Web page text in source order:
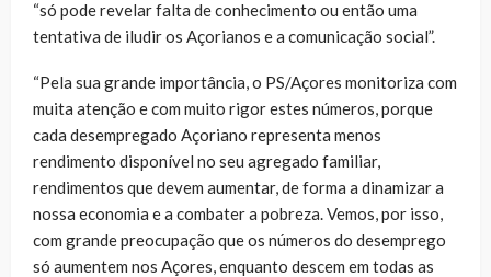
“só pode revelar falta de conhecimento ou então uma
tentativa de iludir os Açorianos e a comunicação social”.
“Pela sua grande importância, o PS/Açores monitoriza com
muita atenção e com muito rigor estes números, porque
cada desempregado Açoriano representa menos
rendimento disponível no seu agregado familiar,
rendimentos que devem aumentar, de forma a dinamizar a
nossa economia e a combater a pobreza. Vemos, por isso,
com grande preocupação que os números do desemprego
só aumentem nos Açores, enquanto descem em todas as